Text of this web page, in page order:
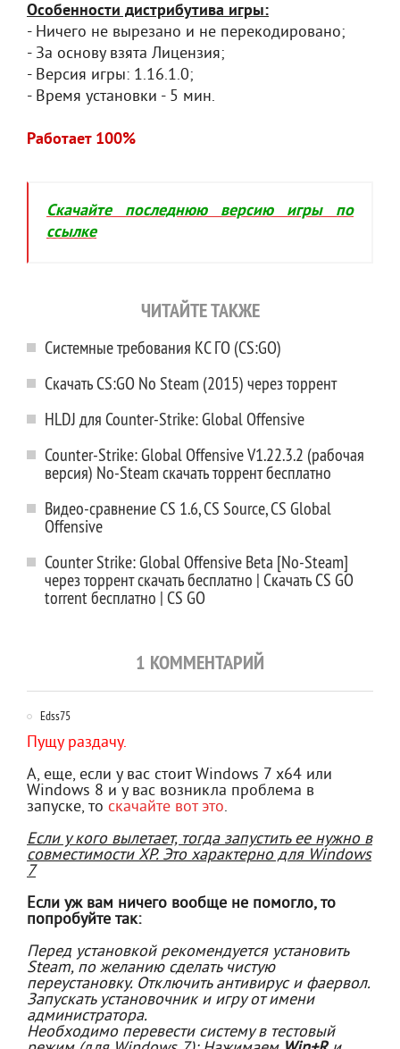
Особенности дистрибутива игры:
- Ничего не вырезано и не перекодировано;
- За основу взята Лицензия;
- Версия игры: 1.16.1.0;
- Время установки - 5 мин.
Работает 100%
Скачайте последнюю версию игры по
ссылке
ЧИТАЙТЕ ТАКЖЕ
Системные требования КС ГО (CS:GO)
Скачать CS:GO No Steam (2015) через торрент
HLDJ для Counter-Strike: Global Offensive
Counter-Strike: Global Offensive V1.22.3.2 (рабочая
версия) No-Steam скачать торрент бесплатно
Видео-сравнение CS 1.6, CS Source, CS Global
Offensive
Counter Strike: Global Offensive Beta [No-Steam]
через торрент скачать бесплатно | Скачать CS GO
torrent бесплатно | CS GO
1 КОММЕНТАРИЙ
Edss75
Пущу раздачу.
А, еще, если у вас стоит Windows 7 x64 или
Windows 8 и у вас возникла проблема в
запуске, то скачайте вот это.
Если у кого вылетает, тогда запустить ее нужно в
совместимости XP. Это характерно для Windows
7
Если уж вам ничего вообще не помогло, то
попробуйте так:
Перед установкой рекомендуется установить
Steam, по желанию сделать чистую
переустановку. Отключить антивирус и фаервол.
Запускать установочник и игру от имени
администратора.
Необходимо перевести систему в тестовый